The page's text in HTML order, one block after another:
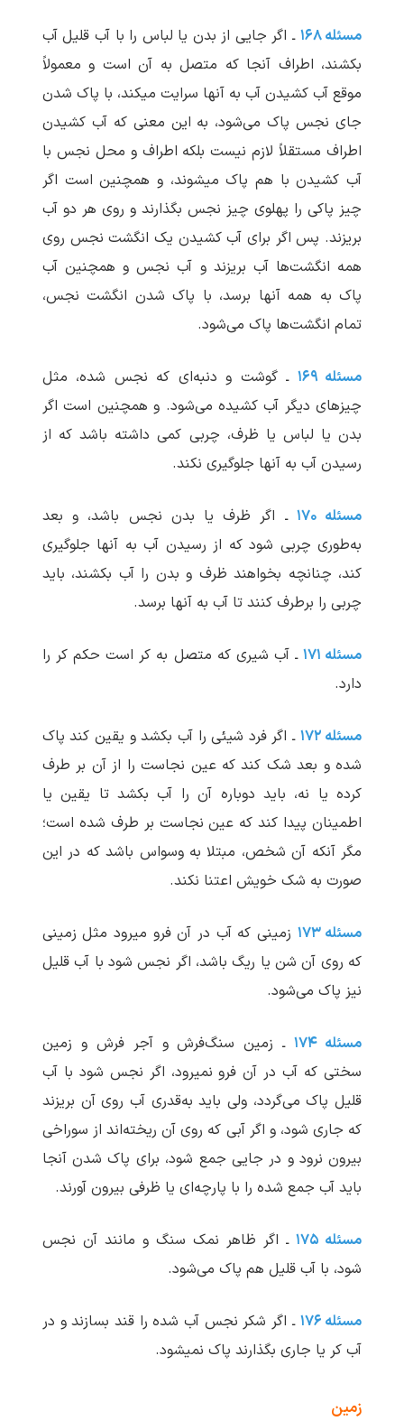
مسئله ۱۶۸
ـ اگر جایی از بدن یا لباس را با آب قلیل آب
بکشند، اطراف آنجا که متصل به آن است و معمولاً
موقع آب کشیدن آب به آنها سرایت می‏کند، با پاک شدن
جای نجس پاک می‌شود، به این معنی که آب کشیدن
اطراف مستقلاً لازم نیست بلکه اطراف و محل نجس با
آب کشیدن با هم پاک می‏شوند، و همچنین است اگر
چیز پاکی را پهلوی چیز نجس بگذارند و روی هر دو آب
بریزند. پس اگر برای آب کشیدن یک انگشت نجس روی
همه انگشت‌ها آب بریزند و آب نجس و همچنین آب
پاک به همه آنها برسد، با پاک شدن انگشت نجس،
تمام انگشت‌ها پاک می‌شود.
مسئله ۱۶۹
ـ گوشت و دنبه‌ای که نجس شده، مثل
چیزهای دیگر آب کشیده می‌شود. و همچنین است اگر
بدن یا لباس یا ظرف، چربی کمی داشته باشد که از
رسیدن آب به آنها جلوگیری نکند.
مسئله ۱۷۰
ـ اگر ظرف یا بدن نجس باشد، و بعد
به‌طوری چربی شود که از رسیدن آب به آنها جلوگیری
کند، چنانچه بخواهند ظرف و بدن را آب بکشند، باید
چربی را برطرف کنند تا آب به آنها برسد.
مسئله ۱۷۱
ـ آب شیری که متصل به کر است حکم کر را
دارد.
مسئله ۱۷۲
ـ اگر فرد شیئی را آب بکشد و یقین کند پاک
شده و بعد شک کند که عین نجاست را از آن بر طرف
کرده یا نه، باید دوباره آن را آب بکشد تا یقین یا
اطمینان پیدا کند که عین نجاست بر طرف شده است؛
مگر آنکه آن شخص، مبتلا به وسواس باشد که در این
صورت به شک خویش اعتنا نکند.
مسئله ۱۷۳
زمینی که آب در آن فرو می‏رود مثل زمینی
که روی آن شن یا ریگ باشد، اگر نجس شود با آب قلیل
نیز پاک می‌شود.
مسئله ۱۷۴
ـ زمین سنگ‌فرش و آجر فرش و زمین
سختی که آب در آن فرو نمی‏رود، اگر نجس شود با آب
قلیل پاک می‌گردد، ولی باید به‌قدری آب روی آن بریزند
که جاری شود، و اگر آبی که روی آن ریخته‌اند از سوراخی
بیرون نرود و در جایی جمع شود، برای پاک شدن آنجا
باید آب جمع شده را با پارچه‌ای یا ظرفی بیرون آورند.
مسئله ۱۷۵
ـ اگر ظاهر نمک سنگ و مانند آن نجس
شود، با آب قلیل هم پاک می‌شود.
مسئله ۱۷۶
ـ اگر شکر نجس آب شده را قند بسازند و در
آب کر یا جاری بگذارند پاک نمی‏شود.
زمین